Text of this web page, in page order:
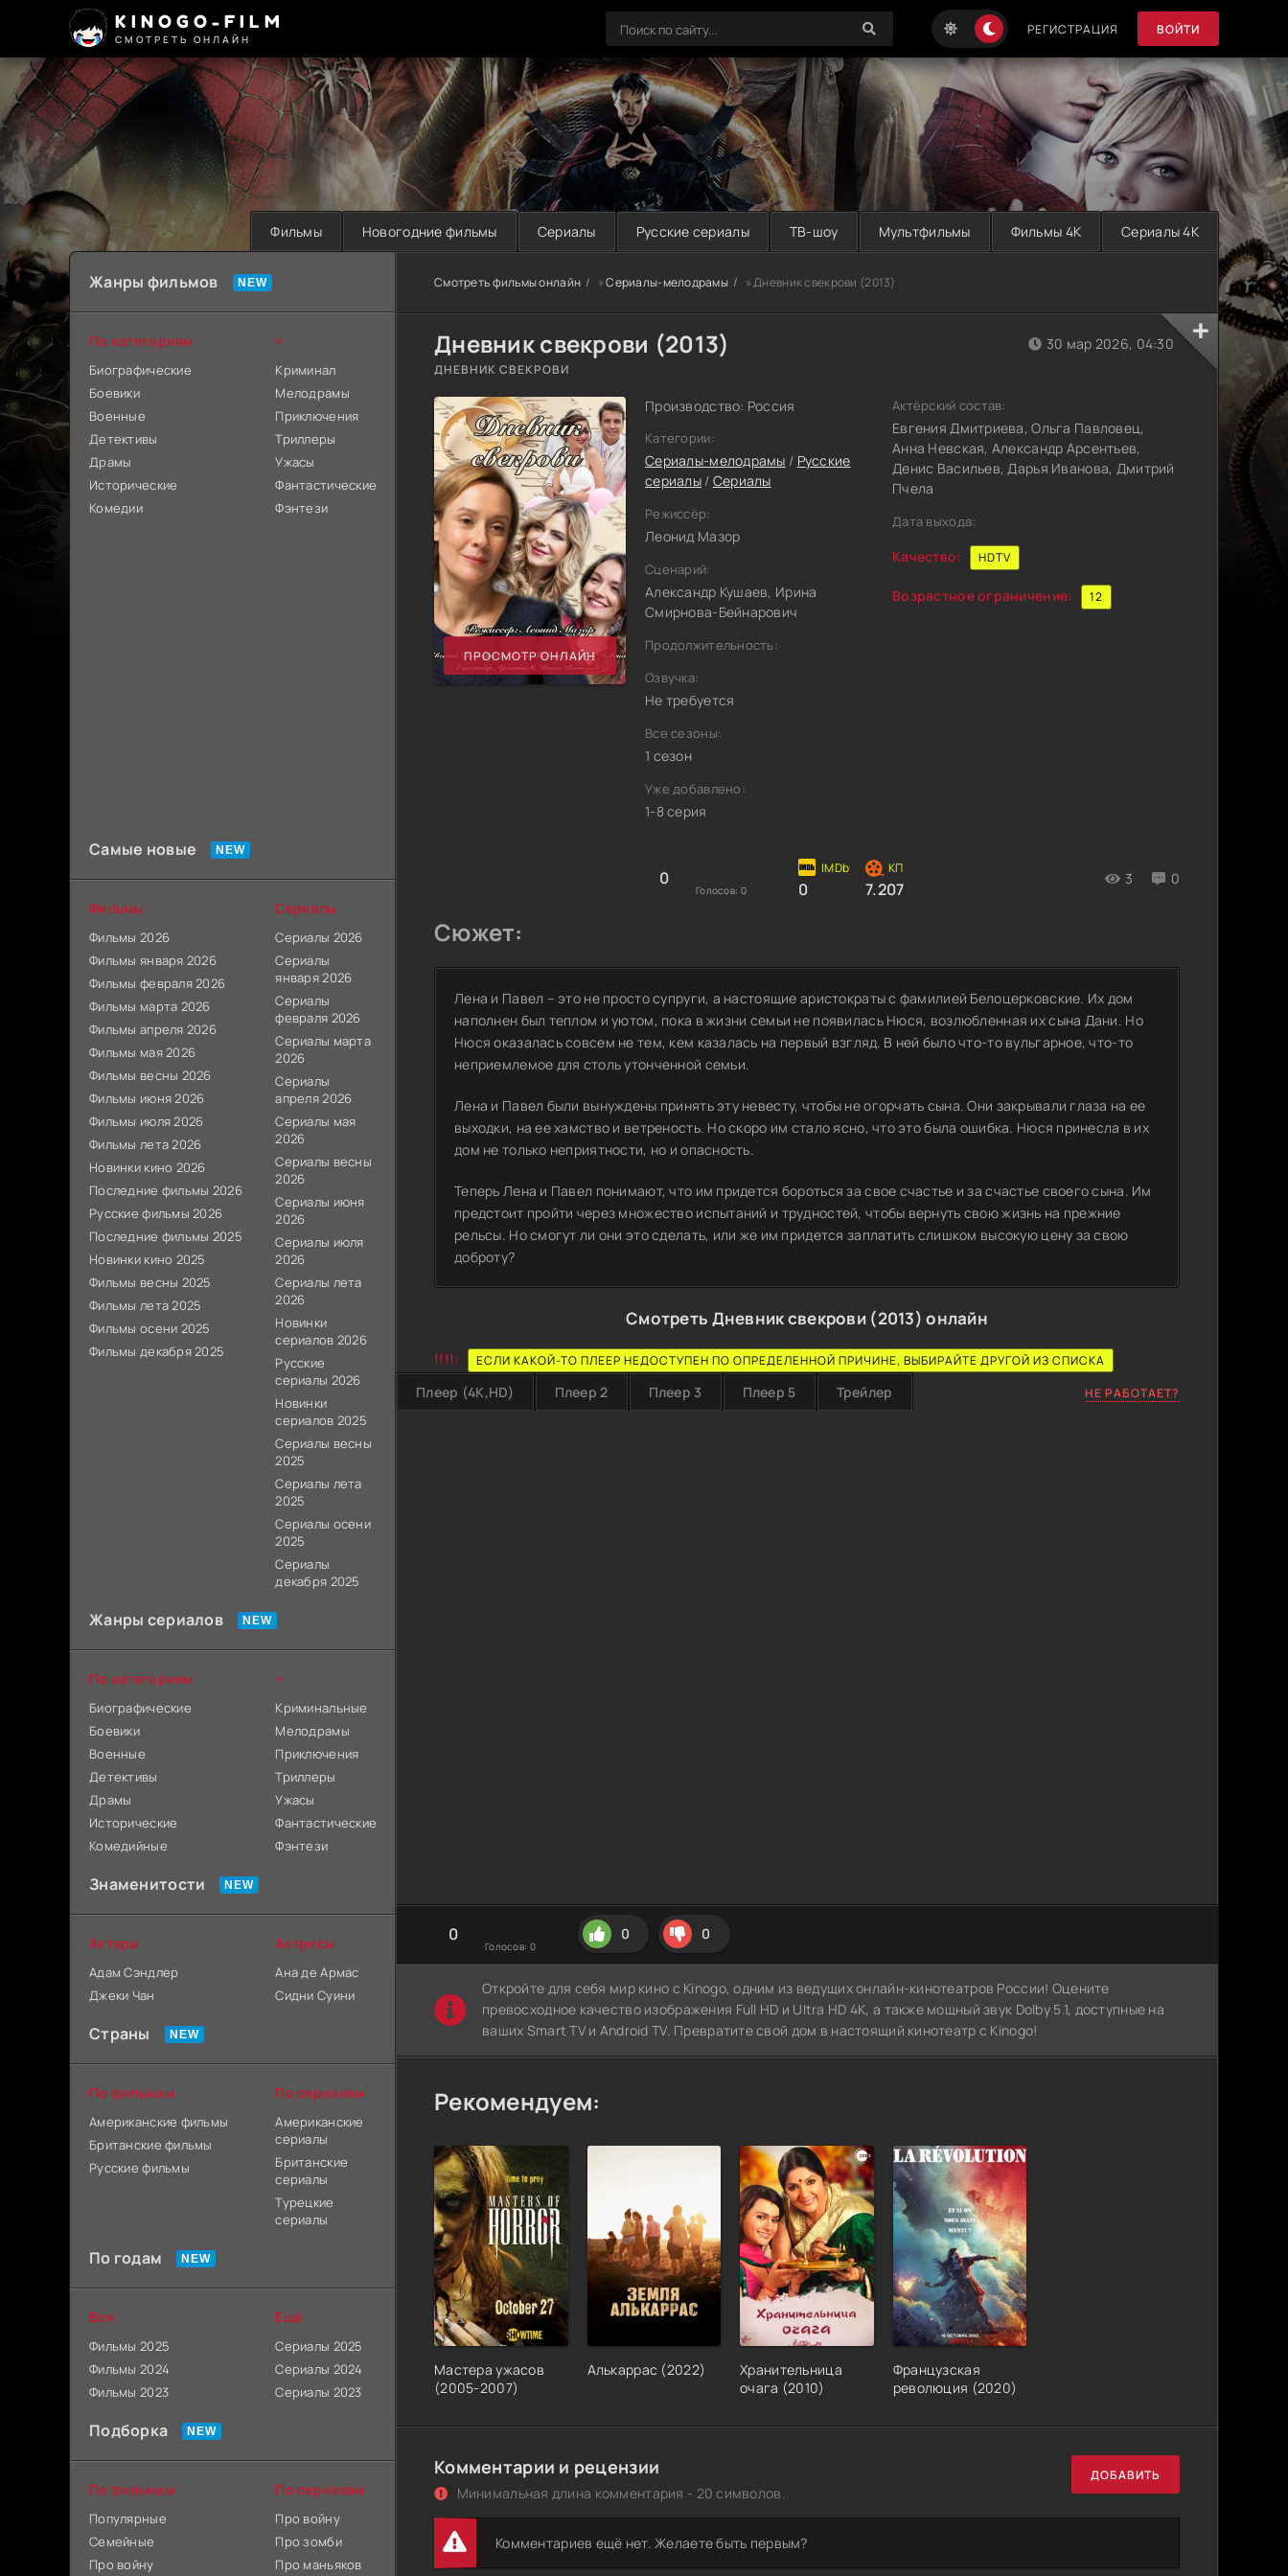
KINOGO-FILM
СМОТРЕТЬ ОНЛАЙН
РЕГИСТРАЦИЯ ВОЙТИ
Фильмы Новогодние фильмы Сериалы Русские сериалы ТВ-шоу Мультфильмы Фильмы 4K Сериалы 4K
Смотреть фильмы онлайн »Сериалы-мелодрамы » Дневник свекрови (2013)
Дневник свекрови (2013)
ДНЕВНИК СВЕКРОВИ
ПРОСМОТР ОНЛАЙН
Производство: Россия
Категории:
Сериалы-мелодрамы / Русские
сериалы/ Сериалы
Режиссёр:
Леонид Мазор
Сценарий:
Александр Кушаев, Ирина
Смирнова-Бейнарович
Продолжительность:
Озвучка:
Не требуется
Все сезоны:
1 сезон
Уже добавлено:
1-8 серия
0
Голосов: 0 0 7.207
3 0
30 мар 2026, 04:30
Актёрский состав:
Евгения Дмитриева, Ольга Павловец,
Анна Невская, Александр Арсентьев,
Денис Васильев, Дарья Иванова, Дмитрий
Пчела
Дата выхода:
Качество: HDTV
Возрастное ограничение: 12
Сюжет:
Лена и Павел – это не просто супруги, а настоящие аристократы с фамилией Белоцерковские. Их дом
наполнен был теплом и уютом, пока в жизни семьи не появилась Нюся, возлюбленная их сына Дани. Но
Нюся оказалась совсем не тем, кем казалась на первый взгляд. В ней было что-то вульгарное, что-то
неприемлемое для столь утонченной семьи.
Лена и Павел были вынуждены принять эту невесту, чтобы не огорчать сына. Они закрывали глаза на ее
выходки, на ее хамство и ветреность. Но скоро им стало ясно, что это была ошибка. Нюся принесла в их
дом не только неприятности, но и опасность.
Теперь Лена и Павел понимают, что им придется бороться за свое счастье и за счастье своего сына. Им
предстоит пройти через множество испытаний и трудностей, чтобы вернуть свою жизнь на прежние
рельсы. Но смогут ли они это сделать, или же им придется заплатить слишком высокую цену за свою
доброту?
Смотреть Дневник свекрови (2013) онлайн
!!!!: ЕСЛИ КАКОЙ-ТО ПЛЕЕР НЕДОСТУПЕН ПО ОПРЕДЕЛЕННОЙ ПРИЧИНЕ, ВЫБИРАЙТЕ ДРУГОЙ ИЗ СПИСКА
Плеер (4K,HD) Плеер 2 Плеер 3 Плеер 5 Трейлер НЕ РАБОТАЕТ?
0
Голосов: 0
0 0
Откройте для себя мир кино с Kinogo, одним из ведущих онлайн-кинотеатров России! Оцените
превосходное качество изображения Full HD и Ultra HD 4K, а также мощный звук Dolby 5.1, доступные на
ваших Smart TV и Android TV. Превратите свой дом в настоящий кинотеатр с Kinogo!
Рекомендуем:
Мастера ужасов
(2005-2007)
Алькаррас (2022)
Хранительница
очага (2010)
Французская
революция (2020)
Комментарии и рецензии
Минимальная длина комментария - 20 символов.
ДОБАВИТЬ
Комментариев ещё нет. Желаете быть первым?
Жанры фильмов
По категориям
Биографические
Боевики
Военные
Детективы
Драмы
Исторические
Комедии
+
Криминал
Мелодрамы
Приключения
Триллеры
Ужасы
Фантастические
Фэнтези
Самые новые
Фильмы
Фильмы 2026
Фильмы января 2026
Фильмы февраля 2026
Фильмы марта 2026
Фильмы апреля 2026
Фильмы мая 2026
Фильмы весны 2026
Фильмы июня 2026
Фильмы июля 2026
Фильмы лета 2026
Новинки кино 2026
Последние фильмы 2026
Русские фильмы 2026
Последние фильмы 2025
Новинки кино 2025
Фильмы весны 2025
Фильмы лета 2025
Фильмы осени 2025
Фильмы декабря 2025
Сериалы
Сериалы 2026
Сериалы
января 2026
Сериалы
февраля 2026
Сериалы марта
2026
Сериалы
апреля 2026
Сериалы мая
2026
Сериалы весны
2026
Сериалы июня
2026
Сериалы июля
2026
Сериалы лета
2026
Новинки
сериалов 2026
Русские
сериалы 2026
Новинки
сериалов 2025
Сериалы весны
2025
Сериалы лета
2025
Сериалы осени
2025
Сериалы
декабря 2025
Жанры сериалов
По категориям
Биографические
Боевики
Военные
Детективы
Драмы
Исторические
Комедийные
+
Криминальные
Мелодрамы
Приключения
Триллеры
Ужасы
Фантастические
Фэнтези
Знаменитости
Актеры
Адам Сэндлер
Джеки Чан
Актрисы
Ана де Армас
Сидни Суини
Страны
По фильмам
Американские фильмы
Британские фильмы
Русские фильмы
По сериалам
Американские
сериалы
Британские
сериалы
Турецкие
сериалы
По годам
Все
Фильмы 2025
Фильмы 2024
Фильмы 2023
Ещё
Сериалы 2025
Сериалы 2024
Сериалы 2023
Подборка
По фильмам
Популярные
Семейные
Про войну
По сериалам
Про войну
Про зомби
Про маньяков